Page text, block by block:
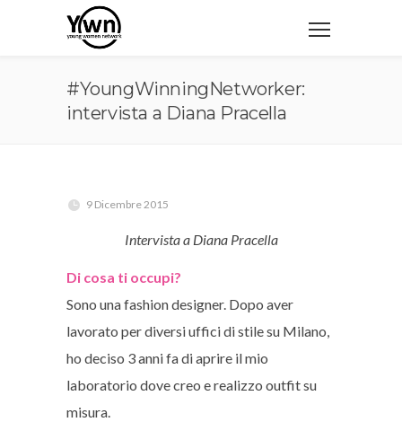
#YoungWinningNetworker:
intervista a Diana Pracella
9 Dicembre 2015
Intervista a Diana Pracella
Di cosa ti occupi?
Sono una fashion designer. Dopo aver
lavorato per diversi uffici di stile su Milano,
ho deciso 3 anni fa di aprire il mio
laboratorio dove creo e realizzo outfit su
misura.